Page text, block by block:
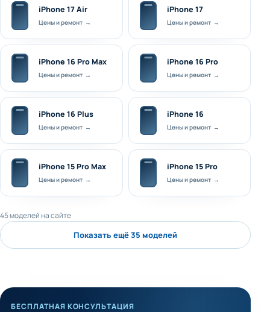
iPhone 17 Air
Цены и ремонт →
iPhone 17
Цены и ремонт →
iPhone 16 Pro Max
Цены и ремонт →
iPhone 16 Pro
Цены и ремонт →
iPhone 16 Plus
Цены и ремонт →
iPhone 16
Цены и ремонт →
iPhone 15 Pro Max
Цены и ремонт →
iPhone 15 Pro
Цены и ремонт →
45 моделей на сайте
Показать ещё 35 моделей
БЕСПЛАТНАЯ КОНСУЛЬТАЦИЯ